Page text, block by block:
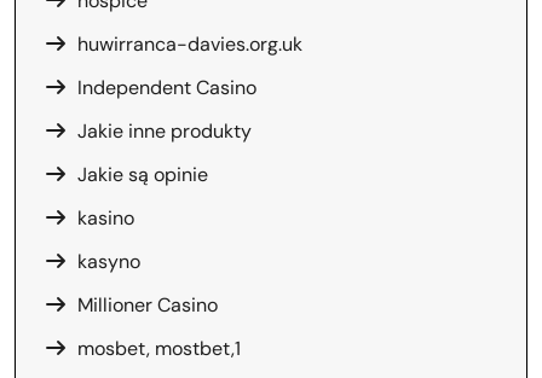
huwirranca-davies.org.uk
Independent Casino
Jakie inne produkty
Jakie są opinie
kasino
kasyno
Millioner Casino
mosbet, mostbet,1